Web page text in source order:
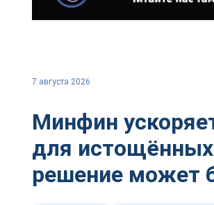
7 августа 2026
Минфин
для
решение может